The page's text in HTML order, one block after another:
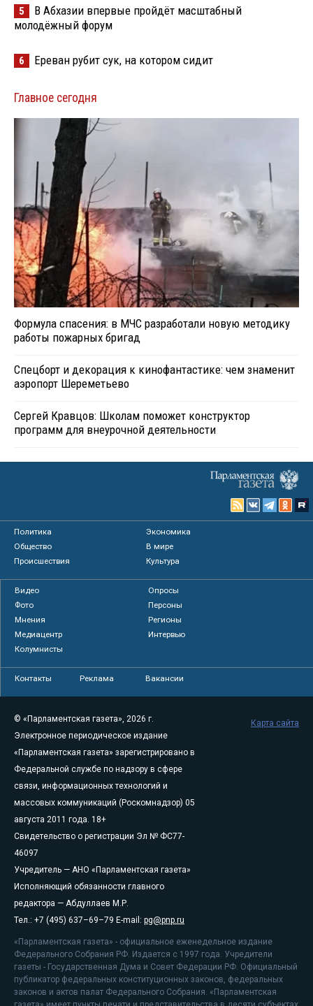
5
В Абхазии впервые пройдёт масштабный
молодёжный форум
6 Ереван рубит сук, на котором сидит
Главное сегодня
Формула спасения: в МЧС разработали новую методику
работы пожарных бригад
Спецборт и декорация к кинофантастике: чем знаменит
аэропорт Шереметьево
Сергей Кравцов: Школам поможет конструктор
программ для внеурочной деятельности
Политика
Экономика
Общество
В мире
Происшествия
Культура
Видео
Опросы
Фото
Персоны
Мнения
Регионы
Медиацентр
Интервью
Колумнисты
Контакты Реклама Вакансии
© «Парламентская газета», 2026 г.
Электронное периодическое издание
«Парламентская газета» зарегистрировано в
Федеральной службе по надзору в сфере
связи, информационных технологий и
массовых коммуникаций (Роскомнадзор) 05
августа 2011 года. 18+
Свидетельство о регистрации Эл № ФС77-
46097
Учредитель — АНО «Парламентская газета»
Исполняющий обязанности главного
редактора — Абдуллаев М.Р.
Тел.: +7 (495) 637–69–79 E-mail: pg@pnp.ru
«Парламентская газета» - официальное еженедельное издание
Федерального Собрания РФ. Издается с 1997 года. Учредители
газеты - Государственная Дума и Совет Федерации РФ. Официальный
публикатор федеральных конституционных законов, федеральных
законов и актов палат Федерального Собрания. «Парламентская
Карта сайта